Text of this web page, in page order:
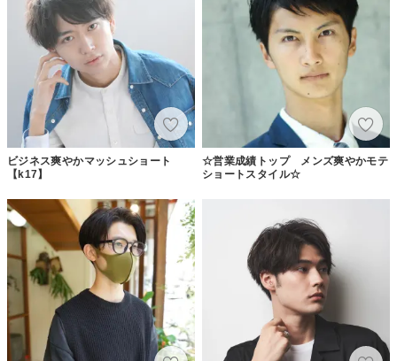
ビジネス爽やかマッシュショート
【k17】
☆営業成績トップ メンズ爽やかモテ
ショートスタイル☆